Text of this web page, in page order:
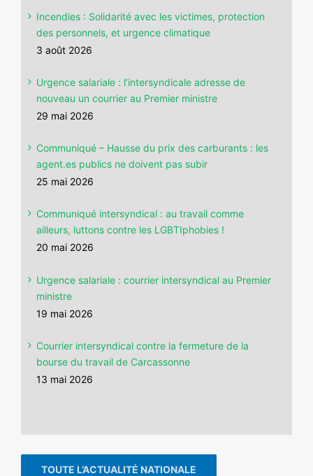
Incendies : Solidarité avec les victimes, protection
des personnels, et urgence climatique
3 août 2026
Urgence salariale : l’intersyndicale adresse de
nouveau un courrier au Premier ministre
29 mai 2026
Communiqué – Hausse du prix des carburants : les
agent.es publics ne doivent pas subir
25 mai 2026
Communiqué intersyndical : au travail comme
ailleurs, luttons contre les LGBTIphobies !
20 mai 2026
Urgence salariale : courrier intersyndical au Premier
ministre
19 mai 2026
Courrier intersyndical contre la fermeture de la
bourse du travail de Carcassonne
13 mai 2026
TOUTE L’ACTUALITÉ NATIONALE